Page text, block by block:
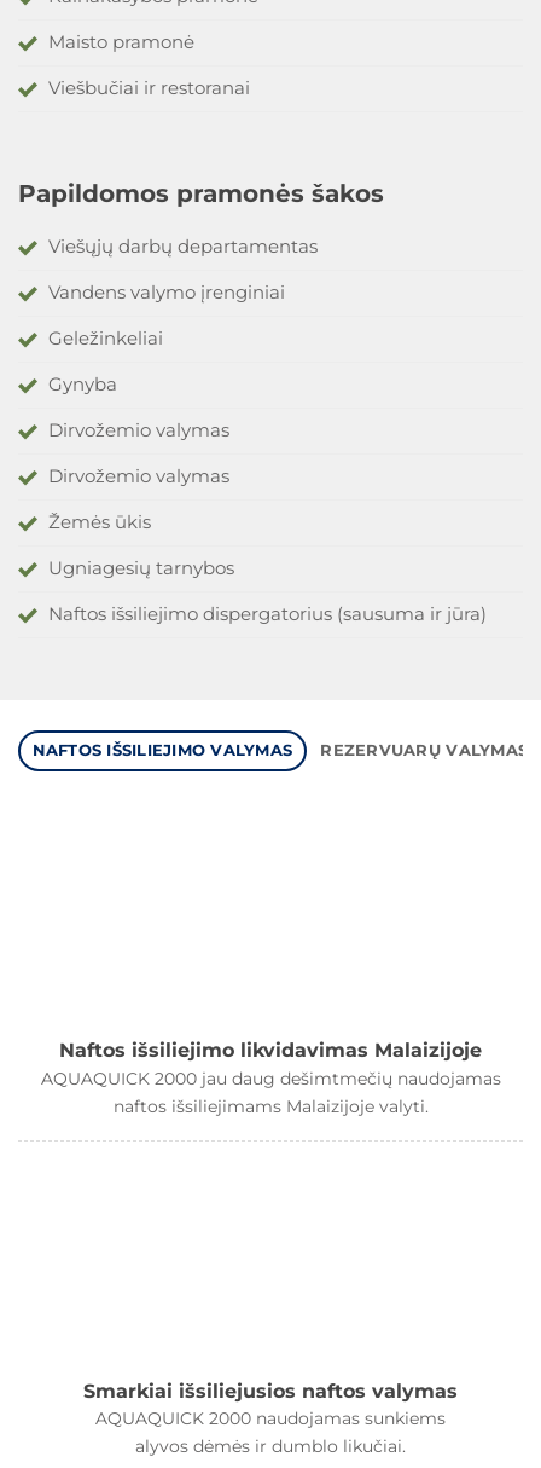
Maisto pramonė
Viešbučiai ir restoranai
Papildomos pramonės šakos
Viešųjų darbų departamentas
Vandens valymo įrenginiai
Geležinkeliai
Gynyba
Dirvožemio valymas
Dirvožemio valymas
Žemės ūkis
Ugniagesių tarnybos
Naftos išsiliejimo dispergatorius (sausuma ir jūra)
NAFTOS IŠSILIEJIMO VALYMAS REZERVUARŲ VALYMAS
Naftos išsiliejimo likvidavimas Malaizijoje
AQUAQUICK 2000 jau daug dešimtmečių naudojamas
naftos išsiliejimams Malaizijoje valyti.
Smarkiai išsiliejusios naftos valymas
AQUAQUICK 2000 naudojamas sunkiems
alyvos dėmės ir dumblo likučiai.